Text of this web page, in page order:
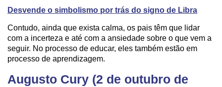
Desvende o simbolismo por trás do signo de Libra
Contudo, ainda que exista calma, os pais têm que lidar
com a incerteza e até com a ansiedade sobre o que vem a
seguir. No processo de educar, eles também estão em
processo de aprendizagem.
Augusto Cury (2 de outubro de